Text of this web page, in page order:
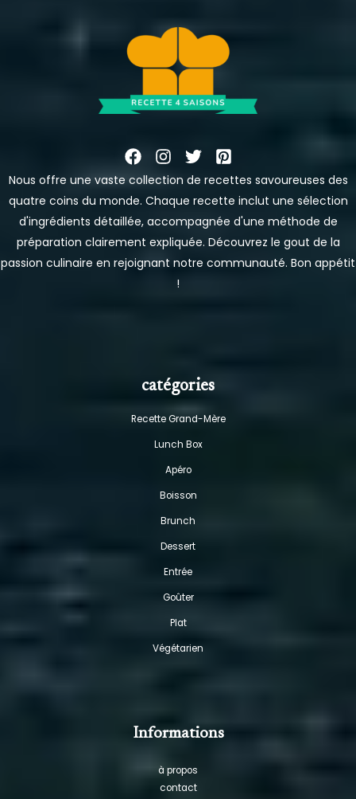
Nous offre une vaste collection de recettes savoureuses des
quatre coins du monde. Chaque recette inclut une sélection
d'ingrédients détaillée, accompagnée d'une méthode de
préparation clairement expliquée. Découvrez le gout de la
passion culinaire en rejoignant notre communauté. Bon appétit
!
catégories
Recette Grand-Mère
Lunch Box
Apéro
Boisson
Brunch
Dessert
Entrée
Goûter
Plat
Végétarien
Informations
à propos
contact